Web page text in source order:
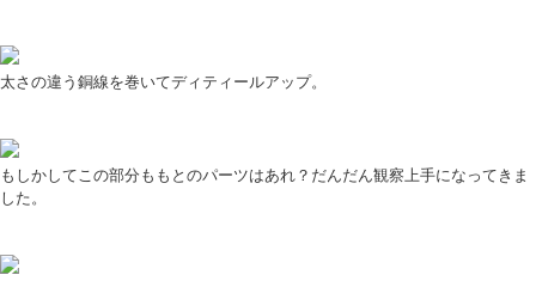
太さの違う銅線を巻いてディティールアップ。
もしかしてこの部分ももとのパーツはあれ？だんだん観察上手になってきま
した。